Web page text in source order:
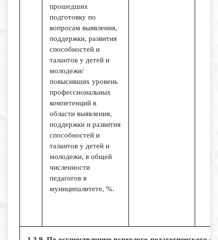
прошедших
подготовку по
вопросам выявления,
поддержки, развития
способностей и
талантов у детей и
молодежи/
повысивших уровень
профессиональных
компетенций в
области выявления,
поддержки и развития
способностей и
талантов у детей и
молодежи, в общей
численности
педагогов в
муниципалитете, %.